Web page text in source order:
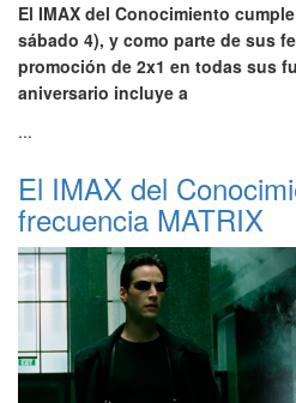
El IMAX del Conocimiento
sábado 4), y como parte de sus
promoción de 2x1 en todas sus
aniversario incluye a
...
El IMAX del
frecuencia MATRIX